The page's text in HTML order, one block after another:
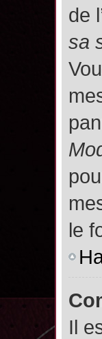
de
sa
le
Il